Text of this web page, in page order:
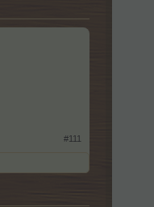
#111